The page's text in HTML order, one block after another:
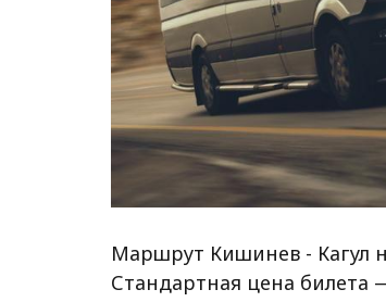
Маршрут Кишинев - Кагул
Стандартная цена билета